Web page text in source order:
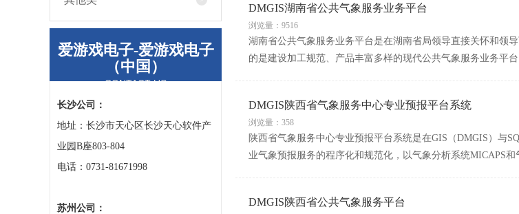
爱游戏电子-爱游戏电子
（中国）
CONTACT US
长沙公司：
地址：长沙市天心区长沙天心软件产
业园B座803-804
电话：0731-81671998
苏州公司：
DMGIS湖南省公共气象服务业务平台
浏览量：9516
湖南省公共气象服务业务平台是在湖南省局领导直接关怀和领
的是建设加工规范、产品丰富多样的现代公共气象服务业务平
DMGIS陕西省气象服务中心专业预报平台系统
浏览量：358
陕西省气象服务中心专业预报平台系统是在GIS（DMGIS）与
业气象预报服务的程序化和规范化，以气象分析系统MICAPS
DMGIS陕西省公共气象服务平台